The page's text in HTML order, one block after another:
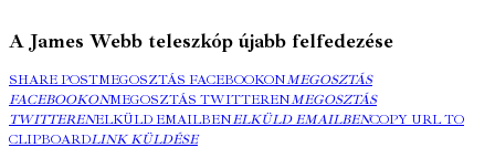
A James Webb teleszkóp újabb felfedezése
SHARE POSTMEGOSZTÁS FACEBOOKONMEGOSZTÁS
FACEBOOKONMEGOSZTÁS TWITTERENMEGOSZTÁS
TWITTERENELKÜLD EMAILBENELKÜLD EMAILBENCOPY URL TO
CLIPBOARDLINK KÜLDÉSE